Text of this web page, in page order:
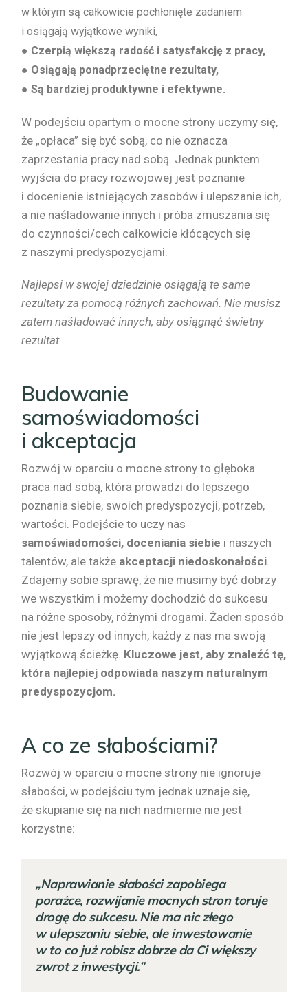
w którym są całkowicie pochłonięte zadaniem
i osiągają wyjątkowe wyniki,
● Czerpią większą radość i satysfakcję z pracy,
● Osiągają ponadprzeciętne rezultaty,
● Są bardziej produktywne i efektywne.
W podejściu opartym o mocne strony uczymy się,
że „opłaca” się być sobą, co nie oznacza
zaprzestania pracy nad sobą. Jednak punktem
wyjścia do pracy rozwojowej jest poznanie
i docenienie istniejących zasobów i ulepszanie ich,
a nie naśladowanie innych i próba zmuszania się
do czynności/cech całkowicie kłócących się
z naszymi predyspozycjami.
Najlepsi w swojej dziedzinie osiągają te same
rezultaty za pomocą różnych zachowań. Nie musisz
zatem naśladować innych, aby osiągnąć świetny
rezultat.
Budowanie
samoświadomości
i akceptacja
Rozwój w oparciu o mocne strony to głęboka
praca nad sobą, która prowadzi do lepszego
poznania siebie, swoich predyspozycji, potrzeb,
wartości. Podejście to uczy nas
samoświadomości, doceniania siebie i naszych
talentów, ale także akceptacji niedoskonałości
Zdajemy sobie sprawę, że nie musimy być dobrzy
we wszystkim i możemy dochodzić do sukcesu
na różne sposoby, różnymi drogami. Żaden sposób
nie jest lepszy od innych, każdy z nas ma swoją
wyjątkową ścieżkę. Kluczowe jest, aby znaleźć tę,
która najlepiej odpowiada naszym naturalnym
predyspozycjom.
A co ze słabościami?
Rozwój w oparciu o mocne strony nie ignoruje
słabości, w podejściu tym jednak uznaje się,
że skupianie się na nich nadmiernie nie jest
korzystne:
„Naprawianie słabości zapobiega
porażce, rozwijanie mocnych stron toruje
drogę do sukcesu. Nie manic złego
w ulepszaniu siebie, ale inwestowanie
w to co już robisz dobrze da Ci większy
zwrot z inwestycji.”